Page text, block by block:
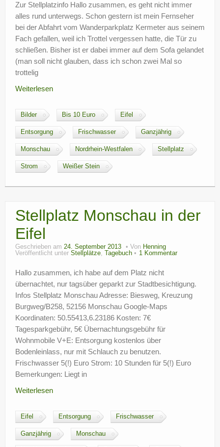
Zur Stellplatzinfo Hallo zusammen, es geht nicht immer
alles rund unterwegs. Schon gestern ist mein Fernseher
bei der Abfahrt vom Wanderparkplatz Kermeter aus seinem
Fach gefallen, weil ich Trottel vergessen hatte, die Tür zu
schließen. Bisher ist er dabei immer auf dem Sofa gelandet
(man soll nicht glauben, dass ich schon zwei Mal so
trottelig
Weiterlesen
Bilder Bis 10 Euro Eifel
Entsorgung Frischwasser Ganzjährig
Monschau Nordrhein-Westfalen Stellplatz
Strom Weißer Stein
Stellplatz Monschau in der
Eifel
Geschrieben am 24. September 2013 Von Henning
Veröffentlicht unter Stellplätze, Tagebuch 1 Kommentar
Hallo zusammen, ich habe auf dem Platz nicht
übernachtet, nur tagsüber geparkt zur Stadtbesichtigung.
Infos Stellplatz Monschau Adresse: Biesweg, Kreuzung
Burgweg/B258, 52156 Monschau Google-Maps
Koordinaten: 50.55413,6.23186 Kosten: 7€
Tagesparkgebühr, 5€ Übernachtungsgebühr für
Wohnmobile V+E: Entsorgung kostenlos über
Bodenleinlass, nur mit Schlauch zu benutzen.
Frischwasser 5(!) Euro Strom: 10 Stunden für 5(!) Euro
Bemerkungen: Liegt in
Weiterlesen
Eifel Entsorgung Frischwasser
Ganzjährig Monschau